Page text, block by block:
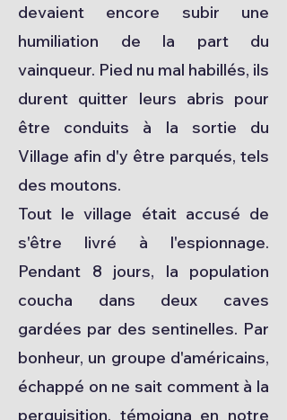
devaient encore subir une
humiliation de la part du
vainqueur. Pied nu mal habillés, ils
durent quitter leurs abris pour
être conduits à la sortie du
Village afin d'y être parqués, tels
des moutons.
Tout le village était accusé de
s'être livré à l'espionnage.
Pendant 8 jours, la population
coucha dans deux caves
gardées par des sentinelles. Par
bonheur, un groupe d'américains,
échappé on ne sait comment à la
perquisition, témoigna en notre